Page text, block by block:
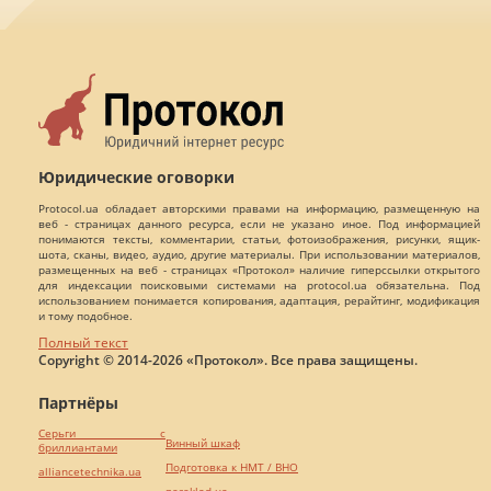
Юридические оговорки
Protocol.ua обладает авторскими правами на информацию, размещенную на
веб - страницах данного ресурса, если не указано иное. Под информацией
понимаются тексты, комментарии, статьи, фотоизображения, рисунки, ящик-
шота, сканы, видео, аудио, другие материалы. При использовании материалов,
размещенных на веб - страницах «Протокол» наличие гиперссылки открытого
для индексации поисковыми системами на protocol.ua обязательна. Под
использованием понимается копирования, адаптация, рерайтинг, модификация
и тому подобное.
Полный текст
Copyright © 2014-2026 «Протокол». Все права защищены.
Партнёры
Серьги с
бриллиантами
alliancetechnika.ua
Винный шкаф
Подготовка к НМТ / ВНО